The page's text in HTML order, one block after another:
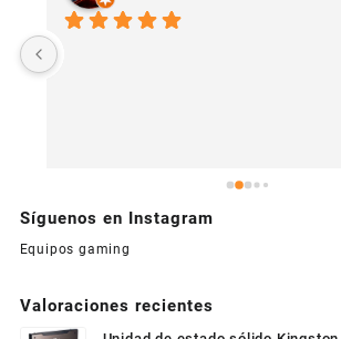
Síguenos en Instagram
Equipos gaming
Valoraciones recientes